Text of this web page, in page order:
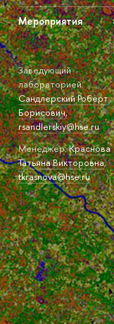
Мероприятия
Заведующий
лабораторией:
Сандлерский Роберт
Борисович,
rsandlerskiy@hse.ru
Менеджер:Краснова
Татьяна Викторовна,
tkrasnova@hse.ru